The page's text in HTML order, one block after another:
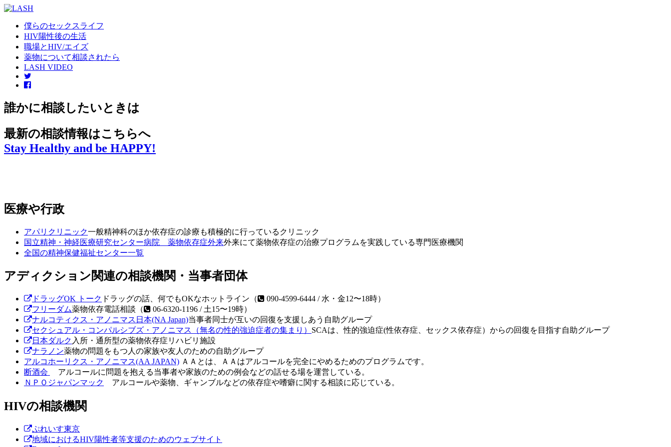
僕らのセックスライフ
HIV陽性後の生活
職場とHIV/エイズ
薬物について相談されたら
LASH VIDEO
誰かに相談したいときは
最新の相談情報はこちらへ
Stay Healthy and be HAPPY!
医療や行政
アパリクリニック一般精神科のほか依存症の診療も積極的に行っているクリニック
国立精神・神経医療研究センター病院 薬物依存症外来外来にて薬物依存症の治療プログラムを実践している専門医療機関
全国の精神保健福祉センター一覧
アディクション関連の相談機関・ 当事者団体
ドラッグOK トーク ドラッグの話、何でもOKなホットライン（
090-4599-6444 / 水・金12〜18時）
フリーダム薬物依存電話相談（
06-6320-1196 / 土15〜19時）
ナルコティクス・アノニマス日本(NA Japan)当事者同士が互いの回復を支援しあう自助グループ
セクシュアル・コンパルシブズ・アノニマス（無名の性的強迫症者の集まり） SCAは、性的強迫症(性依存症、セックス依存症）からの回復を目指す自助グループ
日本ダルク 入所・通所型の薬物依存症リハビリ施設
ナラノン薬物の問題をもつ人の家族や友人のための自助グループ
アルコホーリクス・アノニマス(AA JAPAN) ＡＡとは、ＡＡはアルコールを完全にやめるためのプログラムです。
断酒会
アルコールに問題を抱える当事者や家族のための例会などの話せる場を運営している。
ＮＰＯジャパンマック
アルコールや薬物、ギャンブルなどの依存症や嗜癖に関する相談に応じている。
HIVの相談機関
ぷれいす東京
地域におけるHIV陽性者等支援のためのウェブサイト